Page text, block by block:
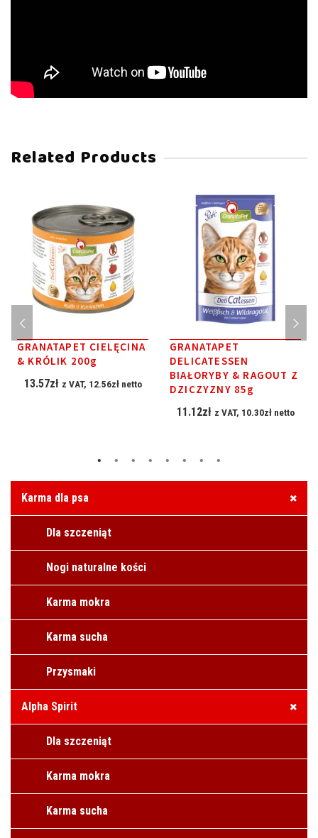
Related Products
GRANATAPET CIELĘCINA
& KRÓLIK 200g
13.57zł z VAT, 12.56złnetto
GRANATAPET
DELICATESSEN
BIAŁORYBY & RAGOUT Z
DZICZYZNY 85g
11.12zł z VAT, 10.30złnetto
Karma dla psa
Dla szczeniąt
Nogi naturalne kości
Karma mokra
Karma sucha
Przysmaki
Alpha Spirit
Dla szczeniąt
Karma mokra
Karma sucha